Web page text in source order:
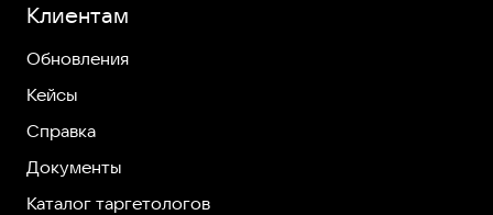
Клиентам
Обновления
Кейсы
Справка
Документы
Каталог таргетологов